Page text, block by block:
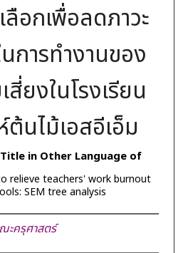
อกเพื่อลดภาวะ
การทำงานของ
ยงในโรงเรียน
ต้นไม้เอสอีเอ็ม
in Other Language of
relieve teachers' work burnout
SEM tree analysis
ะครุศาสตร์